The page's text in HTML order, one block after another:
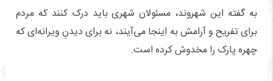
به گفته این شهروند، مسئولان شهری باید درک کنند که مردم
برای تفریح و آرامش به اینجا می‌آیند، نه برای دیدنِ ویرانه‌ای که
چهره پارک را مخدوش کرده است.